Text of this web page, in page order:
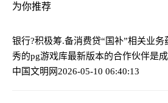
为你推荐
银行?积极筹.备消费贷“国补”相关业务
秀的pg游戏库最新版本的合作伙伴是
中国文明网2026-05-10 06:40:13